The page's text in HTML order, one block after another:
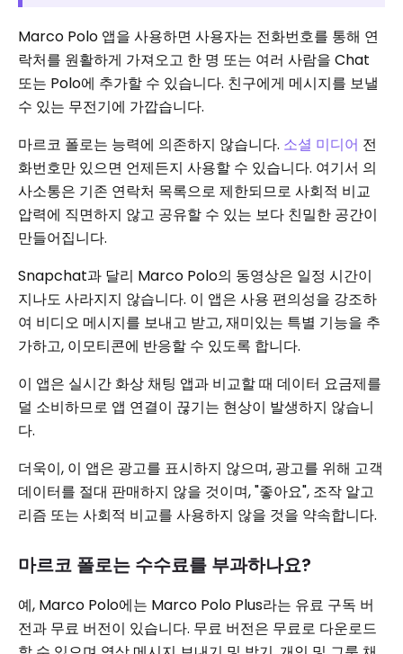
Marco Polo 앱을 사용하면 사용자는 전화번호를 통해 연
락처를 원활하게 가져오고 한 명 또는 여러 사람을 Chat
또는 Polo에 추가할 수 있습니다. 친구에게 메시지를 보낼
수 있는 무전기에 가깝습니다.
마르코 폴로는 능력에 의존하지 않습니다. 소셜 미디어 전
화번호만 있으면 언제든지 사용할 수 있습니다. 여기서 의
사소통은 기존 연락처 목록으로 제한되므로 사회적 비교
압력에 직면하지 않고 공유할 수 있는 보다 친밀한 공간이
만들어집니다.
Snapchat과 달리 Marco Polo의 동영상은 일정 시간이
지나도 사라지지 않습니다. 이 앱은 사용 편의성을 강조하
여 비디오 메시지를 보내고 받고, 재미있는 특별 기능을 추
가하고, 이모티콘에 반응할 수 있도록 합니다.
이 앱은 실시간 화상 채팅 앱과 비교할 때 데이터 요금제를
덜 소비하므로 앱 연결이 끊기는 현상이 발생하지 않습니
다.
더욱이, 이 앱은 광고를 표시하지 않으며, 광고를 위해 고객
데이터를 절대 판매하지 않을 것이며, "좋아요", 조작 알고
리즘 또는 사회적 비교를 사용하지 않을 것을 약속합니다.
마르코 폴로는 수수료를 부과하나요?
예, Marco Polo에는 Marco Polo Plus라는 유료 구독 버
전과 무료 버전이 있습니다. 무료 버전은 무료로 다운로드